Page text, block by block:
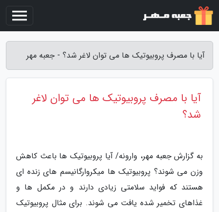
آیا با مصرف پروبیوتیک ها می توان لاغر شد؟ - جعبه مهر
آیا با مصرف پروبیوتیک ها می توان لاغر
شد؟
به گزارش جعبه مهر، وارونه/ آیا پروبیوتیک ها باعث کاهش
وزن می شوند؟ پروبیوتیک ها میکروارگانیسم های زنده ای
هستند که فواید سلامتی زیادی دارند و در مکمل ها و
غذاهای تخمیر شده یافت می شوند. برای مثال پروبیوتیک